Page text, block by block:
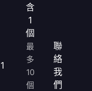
1
含
1
個
最
多
10
個
聯
絡
我
們